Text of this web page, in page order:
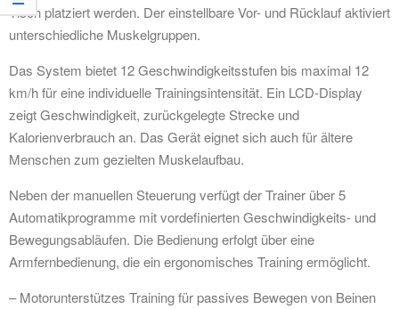
Tisch platziert werden. Der einstellbare Vor- und Rücklauf aktiviert
unterschiedliche Muskelgruppen.
Das System bietet 12 Geschwindigkeitsstufen bis maximal 12
km/h für eine individuelle Trainingsintensität. Ein LCD-Display
zeigt Geschwindigkeit, zurückgelegte Strecke und
Kalorienverbrauch an. Das Gerät eignet sich auch für ältere
Menschen zum gezielten Muskelaufbau.
Neben der manuellen Steuerung verfügt der Trainer über 5
Automatikprogramme mit vordefinierten Geschwindigkeits- und
Bewegungsabläufen. Die Bedienung erfolgt über eine
Armfernbedienung, die ein ergonomisches Training ermöglicht.
– Motorunterstützes Training für passives Bewegen von Beinen